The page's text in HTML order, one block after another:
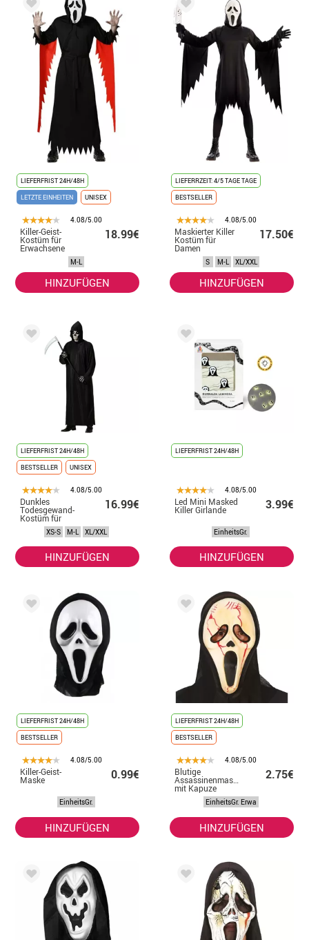
LIEFERFRIST 24H/48H
LETZTE EINHEITEN
UNISEX
4.08/5.00
Killer-Geist-
Kostüm für
Erwachsene
18.99€
M-L
HINZUFÜGEN
LIEFERRZEIT: 4/5 TAGE TAGE
BESTSELLER
4.08/5.00
Maskierter Killer
Kostüm für
Damen
17.50€
S M-L XL/XXL
HINZUFÜGEN
LIEFERFRIST 24H/48H
BESTSELLER
UNISEX
4.08/5.00
Dunkles
Todesgewand-
Kostüm für
Erwachsene
16.99€
XS-S M-L XL/XXL
HINZUFÜGEN
LIEFERFRIST 24H/48H
4.08/5.00
Led Mini Masked
Killer Girlande 3.99€
EinheitsGr.
HINZUFÜGEN
LIEFERFRIST 24H/48H
BESTSELLER
4.08/5.00
Killer-Geist-
Maske 0.99€
EinheitsGr.
HINZUFÜGEN
LIEFERFRIST 24H/48H
BESTSELLER
4.08/5.00
Blutige
Assassinenmaske
mit Kapuze
2.75€
EinheitsGr. Erwa
HINZUFÜGEN